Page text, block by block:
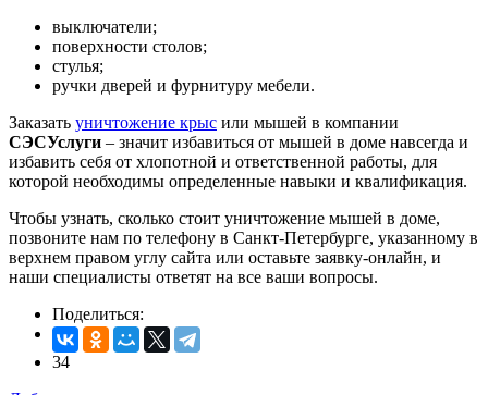
выключатели;
поверхности столов;
стулья;
ручки дверей и фурнитуру мебели.
Заказать уничтожение крыс или мышей в компании
СЭСУслуги – значит избавиться от мышей в доме навсегда и
избавить себя от хлопотной и ответственной работы, для
которой необходимы определенные навыки и квалификация.
Чтобы узнать, сколько стоит уничтожение мышей в доме,
позвоните нам по телефону в Санкт-Петербурге, указанному в
верхнем правом углу сайта или оставьте заявку-онлайн, и
наши специалисты ответят на все ваши вопросы.
Поделиться:
34